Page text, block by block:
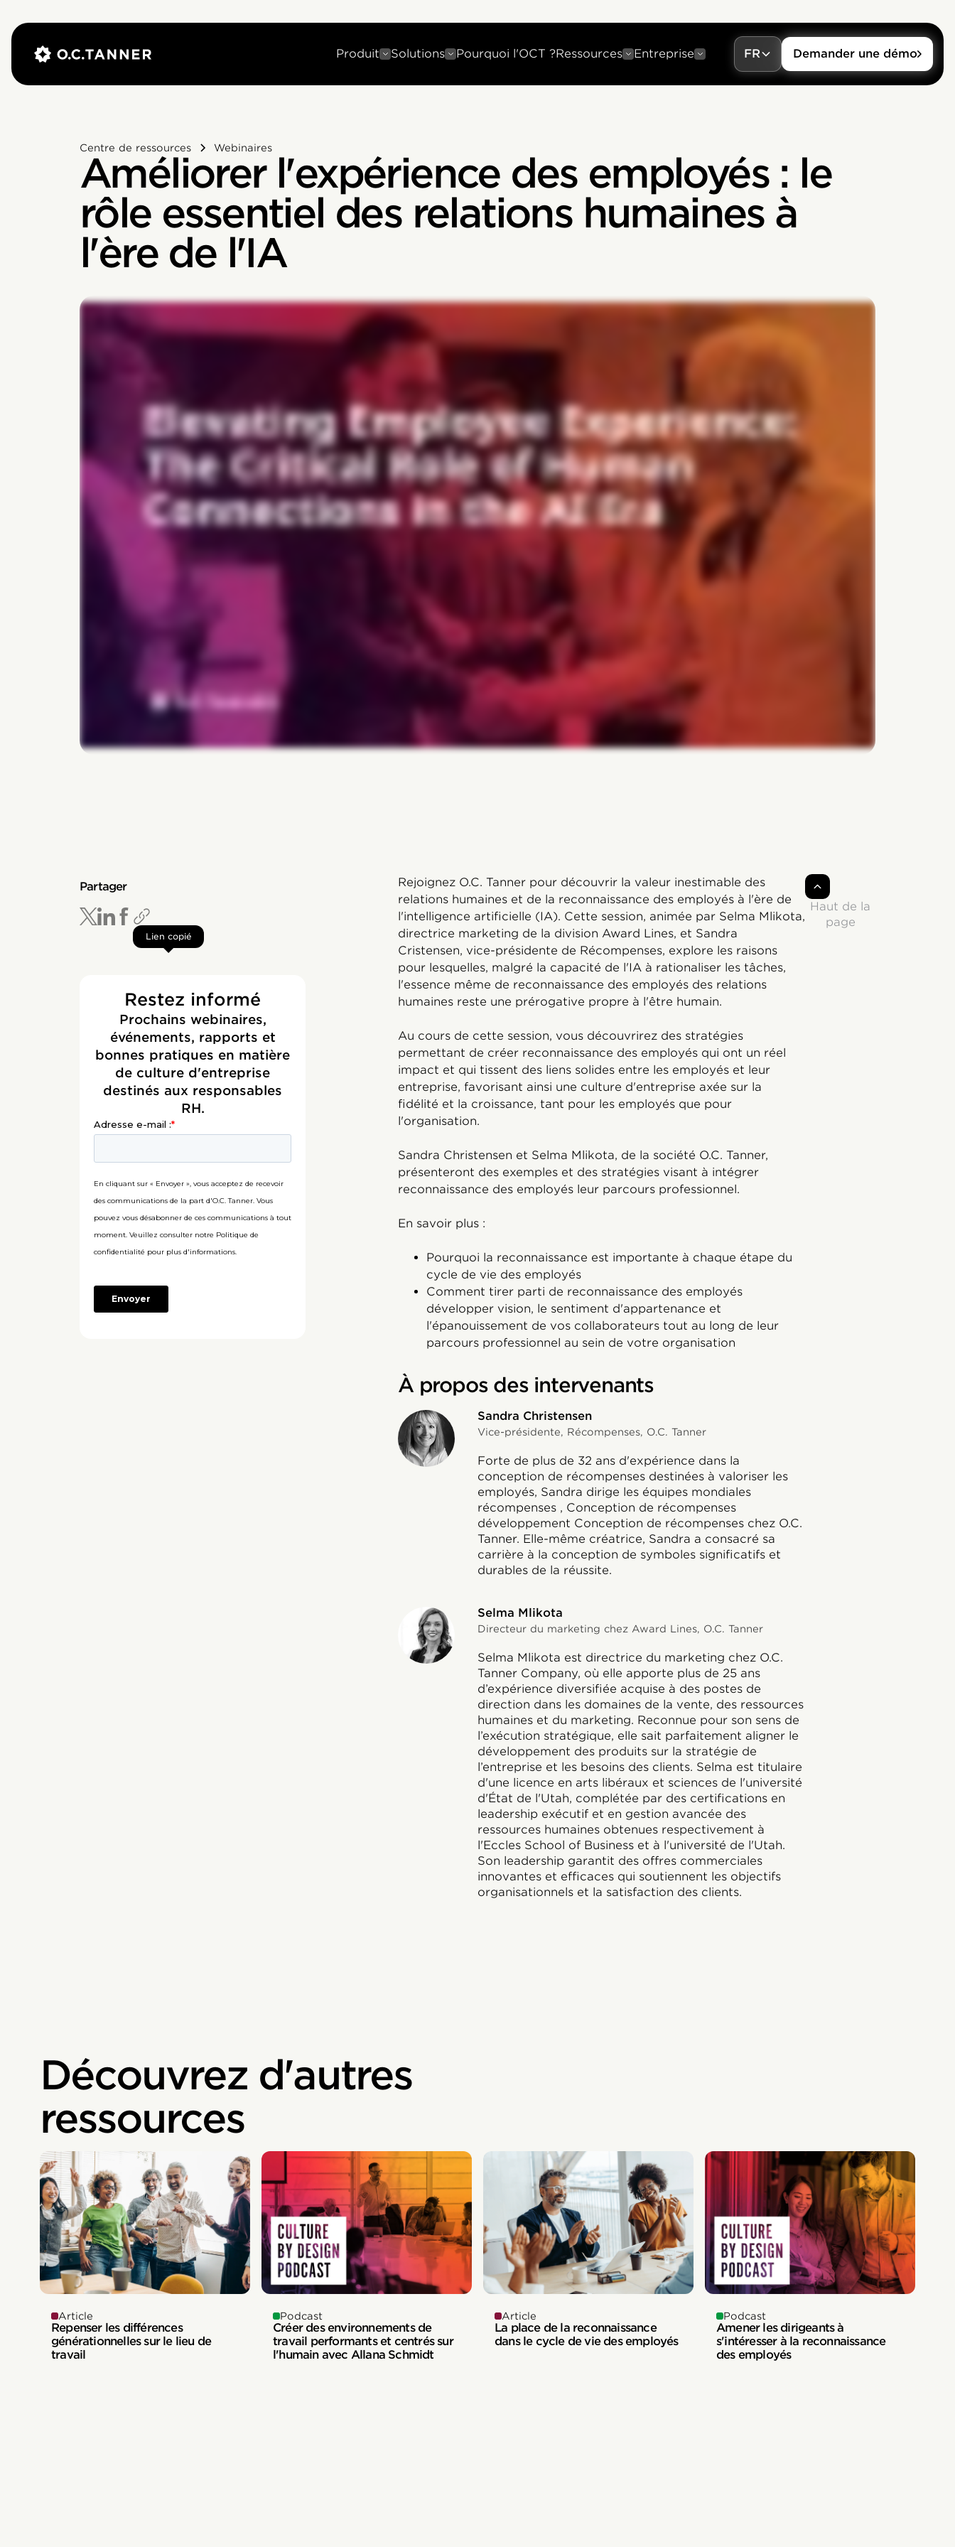
Produit Solutions Pourquoi l'OCT ?Ressources Entreprise FR Demander une démo
Centre de ressources Webinaires
Améliorer l'expérience des employés : le
rôle essentiel des relations humaines à
l'ère de l'IA
Partager
Lien copié
Restez informé
Prochains webinaires,
événements, rapports et
bonnes pratiques en matière
de culture d'entreprise
destinés aux responsables
RH.
Rejoignez O.C. Tanner pour découvrir la valeur inestimable des
relations humaines et de la reconnaissance des employés à l'ère de
l'intelligence artificielle (IA). Cette session, animée par Selma Mlikota,
directrice marketing de la division Award Lines, et Sandra
Cristensen, vice-présidente de Récompenses, explore les raisons
pour lesquelles, malgré la capacité de l'IA à rationaliser les tâches,
l'essence même de reconnaissance des employés des relations
humaines reste une prérogative propre à l'être humain.
Au cours de cette session, vous découvrirez des stratégies
permettant de créer reconnaissance des employés qui ont un réel
impact et qui tissent des liens solides entre les employés et leur
entreprise, favorisant ainsi une culture d'entreprise axée sur la
fidélité et la croissance, tant pour les employés que pour
l'organisation.
Sandra Christensen et Selma Mlikota, de la société O.C. Tanner,
présenteront des exemples et des stratégies visant à intégrer
reconnaissance des employés leur parcours professionnel.
En savoir plus :
Pourquoi la reconnaissance est importante à chaque étape du
cycle de vie des employés
Comment tirer parti de reconnaissance des employés
développer vision, le sentiment d'appartenance et
l'épanouissement de vos collaborateurs tout au long de leur
parcours professionnel au sein de votre organisation
À propos des intervenants
Sandra Christensen
Vice-présidente, Récompenses, O.C. Tanner
Forte de plus de 32 ans d'expérience dans la
conception de récompenses destinées à valoriser les
employés, Sandra dirige les équipes mondiales
récompenses , Conception de récompenses
développement Conception de récompenses chez O.C.
Tanner. Elle-même créatrice, Sandra a consacré sa
carrière à la conception de symboles significatifs et
durables de la réussite.
Selma Mlikota
Directeur du marketing chez Award Lines, O.C. Tanner
Selma Mlikota est directrice du marketing chez O.C.
Tanner Company, où elle apporte plus de 25 ans
d’expérience diversifiée acquise à des postes de
direction dans les domaines de la vente, des ressources
humaines et du marketing. Reconnue pour son sens de
l’exécution stratégique, elle sait parfaitement aligner le
développement des produits sur la stratégie de
l’entreprise et les besoins des clients. Selma est titulaire
d'une licence en arts libéraux et sciences de l'université
d'État de l'Utah, complétée par des certifications en
leadership exécutif et en gestion avancée des
ressources humaines obtenues respectivement à
l'Eccles School of Business et à l'université de l'Utah.
Son leadership garantit des offres commerciales
innovantes et efficaces qui soutiennent les objectifs
organisationnels et la satisfaction des clients.
Haut de la
page
Découvrez d'autres
ressources
Article
Repenser les différences
générationnelles sur le lieu de
travail
Podcast
Créer des environnements de
travail performants et centrés sur
l'humain avec Allana Schmidt
Article
La place de la reconnaissance
dans le cycle de vie des employés
Podcast
Amener les dirigeants à
s'intéresser à la reconnaissance
des employés